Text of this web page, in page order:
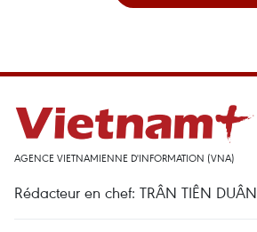
AGENCE VIETNAMIENNE D'INFORMATION (VNA)
Rédacteur en chef: TRÂN TIÊN DUÂN